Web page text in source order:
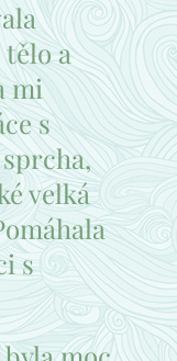
a
mi
s
velká
s